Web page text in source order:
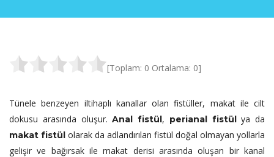
[Toplam: 0 Ortalama: 0]
Tünele benzeyen iltihaplı kanallar olan fistüller, makat ile cilt
dokusu arasında oluşur.Anal fistül, perianal fistülya da
makat fistül olarak da adlandırılan fistül doğal olmayan yollarla
gelişir ve bağırsak ile makat derisi arasında oluşan bir kanal